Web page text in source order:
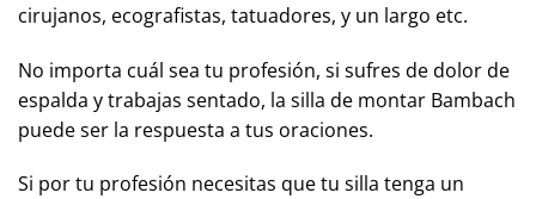
cirujanos, ecografistas, tatuadores, y un largo etc.
No importa cuál sea tu profesión, si sufres de dolor de
espalda y trabajas sentado, la silla de montar Bambach
puede ser la respuesta a tus oraciones.
Si por tu profesión necesitas que tu silla tenga un